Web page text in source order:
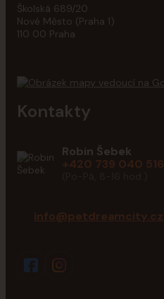
Školská 689/20
Nové Město (Praha 1)
110 00 Praha
Kontakty
Robin Šebek
+420 739 040 516
info@petdreamcity.cz